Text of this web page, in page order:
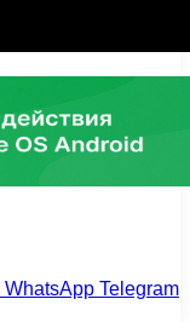
WhatsApp Telegram